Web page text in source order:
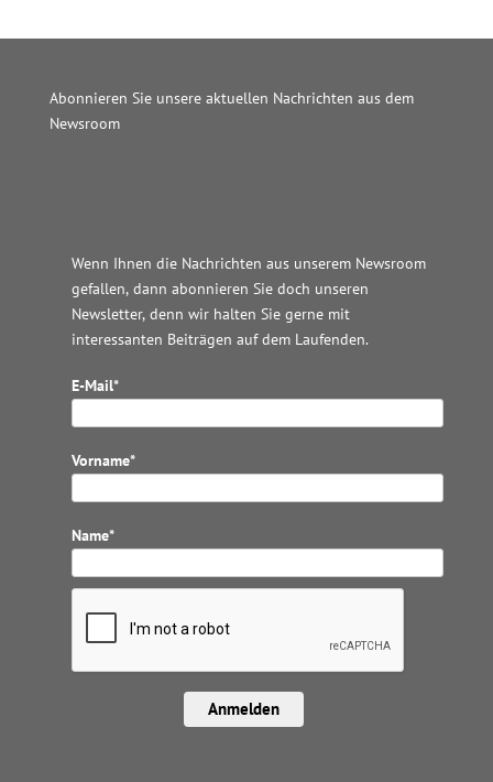
Abonnieren Sie unsere aktuellen Nachrichten aus dem
Newsroom
Wenn Ihnen die Nachrichten aus unserem Newsroom
gefallen, dann abonnieren Sie doch unseren
Newsletter, denn wir halten Sie gerne mit
interessanten Beiträgen auf dem Laufenden.
E-Mail*
Vorname*
Name*
Anmelden